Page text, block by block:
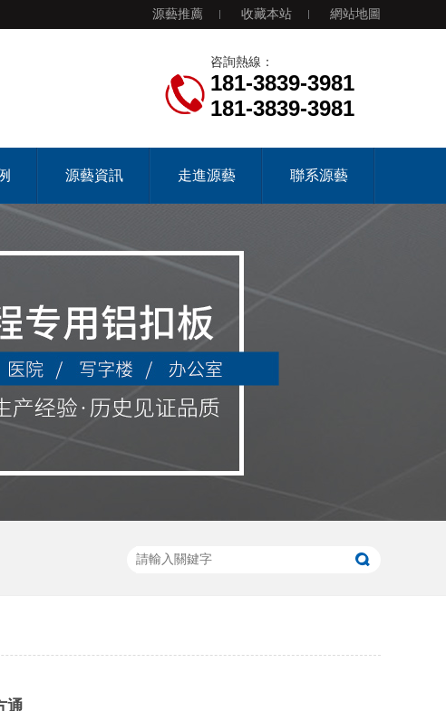
源藝推薦 收藏本站 網站地圖
咨詢熱線：
181-3839-3981
181-3839-3981
源藝資訊 走進源藝 聯系源藝
通